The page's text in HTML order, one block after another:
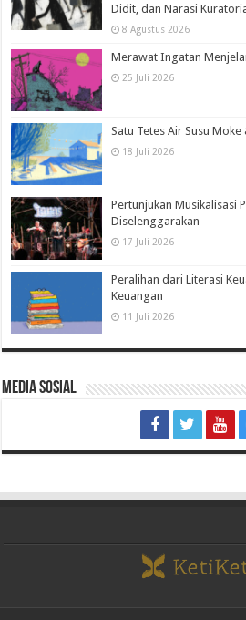
Didit, dan Narasi
8 Agustus 2026
Merawat Ingatan
25 Juli 2026
Satu Tetes Air Susu Moke
18 Juli 2026
Pertunjukan Musikalisasi
Diselenggarakan
17 Juli 2026
Peralihan dari Literasi
Keuangan
11 Juli 2026
Media Sosial